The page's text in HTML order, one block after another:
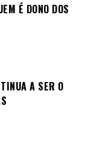
É DONO DOS
A SER O